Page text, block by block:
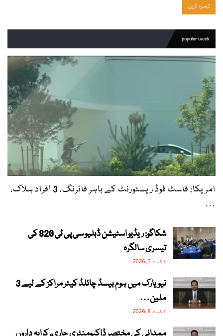
popular week
امریکا: فاسٹ فوڈ ریسٹورنٹ کے باہر فائرنگ، 3 افراد ہلاک،
…
شکاگو: ریڈیو اسٹیشن ڈبلیو سی پی ٹی 820 کی
تیسری سالگرہ
اگست 3, 2026
نیویارک میں ہوم بیسڈ چائلڈ کیئر مراکز کے لیے 3
ملین…
اگست 8, 2026